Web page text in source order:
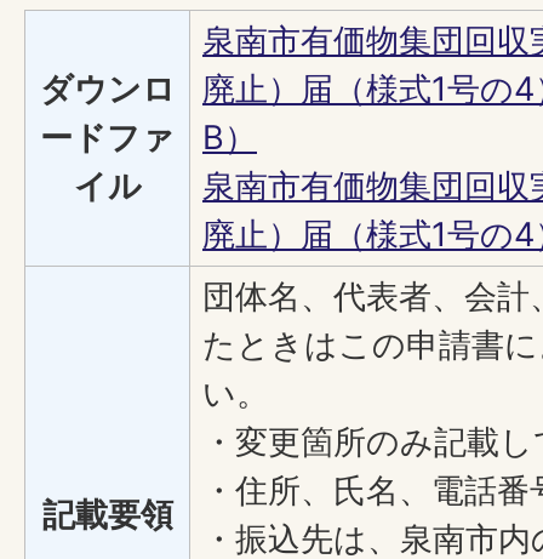
ダウンロ
ードファ
イル
泉南市有価物集団回
廃止）届（様式1号の
B）
泉南市有価物集団回
廃止）届（様式1号の
記載要領
団体名、代表者、会
たときはこの申請書
い。
・変更箇所のみ記載
・住所、氏名、電話
・振込先は、泉南市